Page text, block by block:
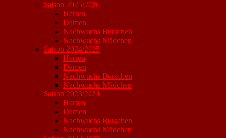
Saison 2025/2026
Herren
Damen
Nachwuchs Burschen
Nachwuchs Mädchen
Saison 2024/2025
Herren
Damen
Nachwuchs Burschen
Nachwuchs Mädchen
Saison 2023/2024
Herren
Damen
Nachwuchs Burschen
Nachwuchs Mädchen